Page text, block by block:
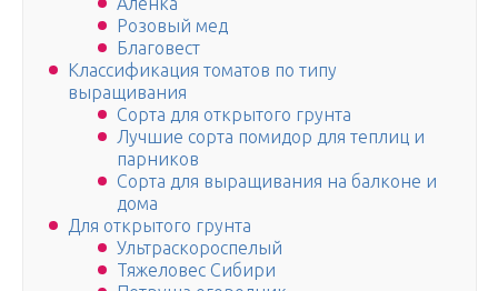
Розовый мед
Благовест
Классификация томатов по типу
выращивания
Сорта для открытого грунта
Лучшие сорта помидор для теплиц и
парников
Сорта для выращивания на балконе и
дома
Для открытого грунта
Ультраскороспелый
Тяжеловес Сибири